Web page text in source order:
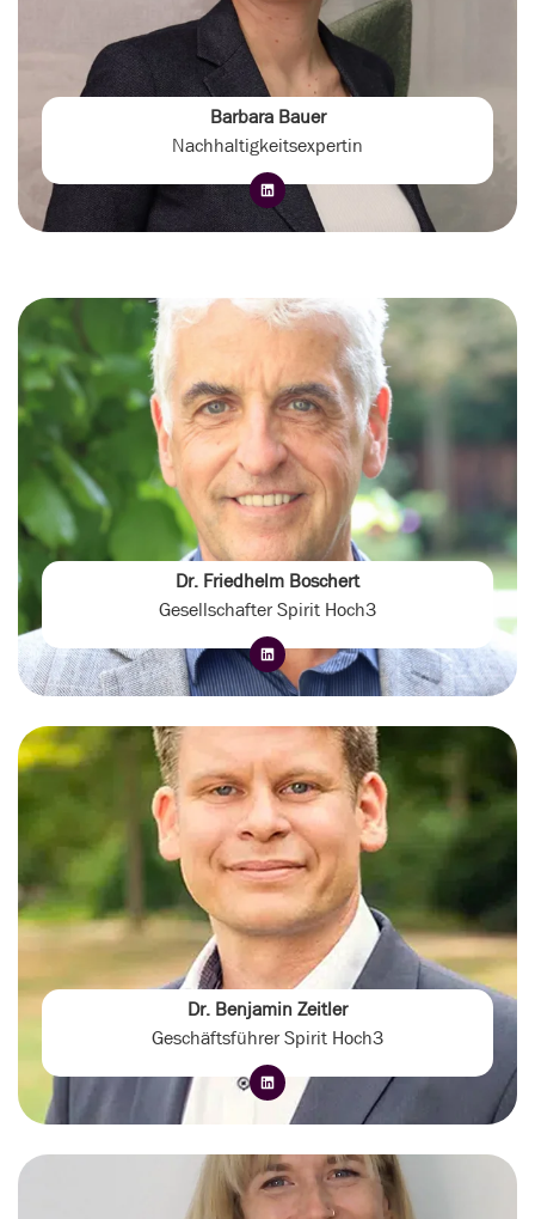
Barbara Bauer
Nachhaltigkeitsexpertin
Dr. Friedhelm Boschert
Gesellschafter Spirit Hoch3
Dr. Benjamin Zeitler
Geschäftsführer Spirit Hoch3